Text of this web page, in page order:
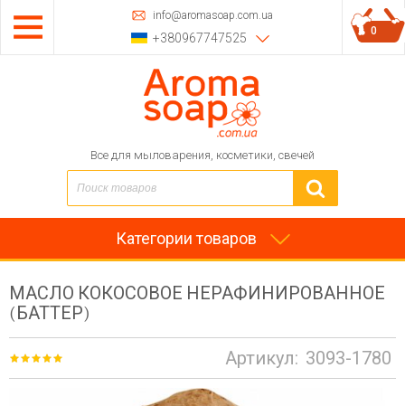
info@aromasoap.com.ua
+380967747525
Все для мыловарения, косметики, свечей
0
Категории товаров
МАСЛО КОКОСОВОЕ НЕРАФИНИРОВАННОЕ
(БАТТЕР)
Артикул: 3093-1780